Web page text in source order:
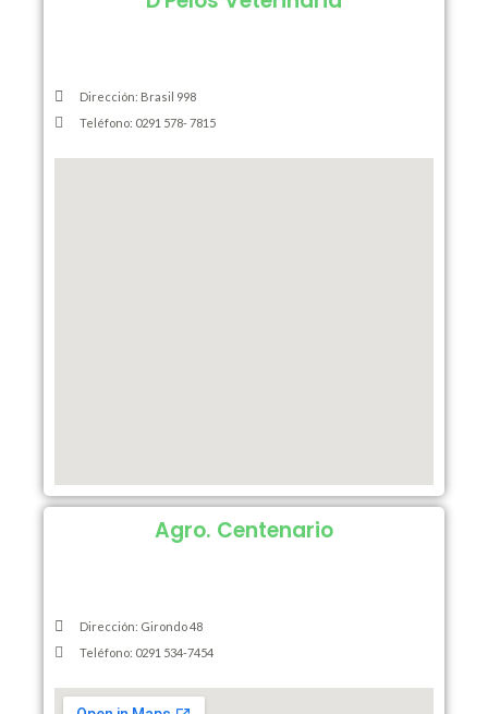
Dirección: Brasil 998
Teléfono: 0291 578- 7815
Agro. Centenario
Dirección: Girondo 48
Teléfono: 0291 534-7454